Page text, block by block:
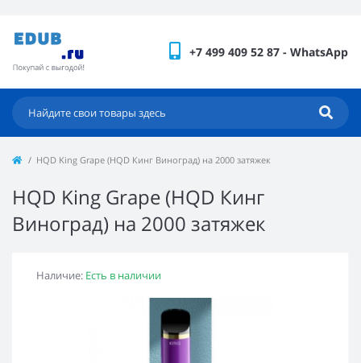
+7 499 409 52 87 - WhatsApp
HQD King Grape (HQD Кинг Виноград) на 2000 затяжек
HQD King Grape (HQD Кинг
Виноград) на 2000 затяжек
Наличие: Есть в наличии